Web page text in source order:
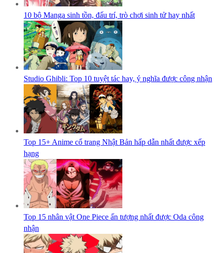
10 bộ Manga sinh tồn, đấu trí, trò chơi sinh tử hay nhất
Studio Ghibli: Top 10 tuyệt tác hay, ý nghĩa được công nhận
Top 15+ Anime cổ trang Nhật Bản hấp dẫn nhất được xếp
hạng
Top 15 nhân vật One Piece ấn tượng nhất được Oda công
nhận